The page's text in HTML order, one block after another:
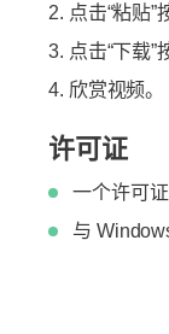
点击“粘贴”
点击“下载”
欣赏视频。
许可证
一个许可
与